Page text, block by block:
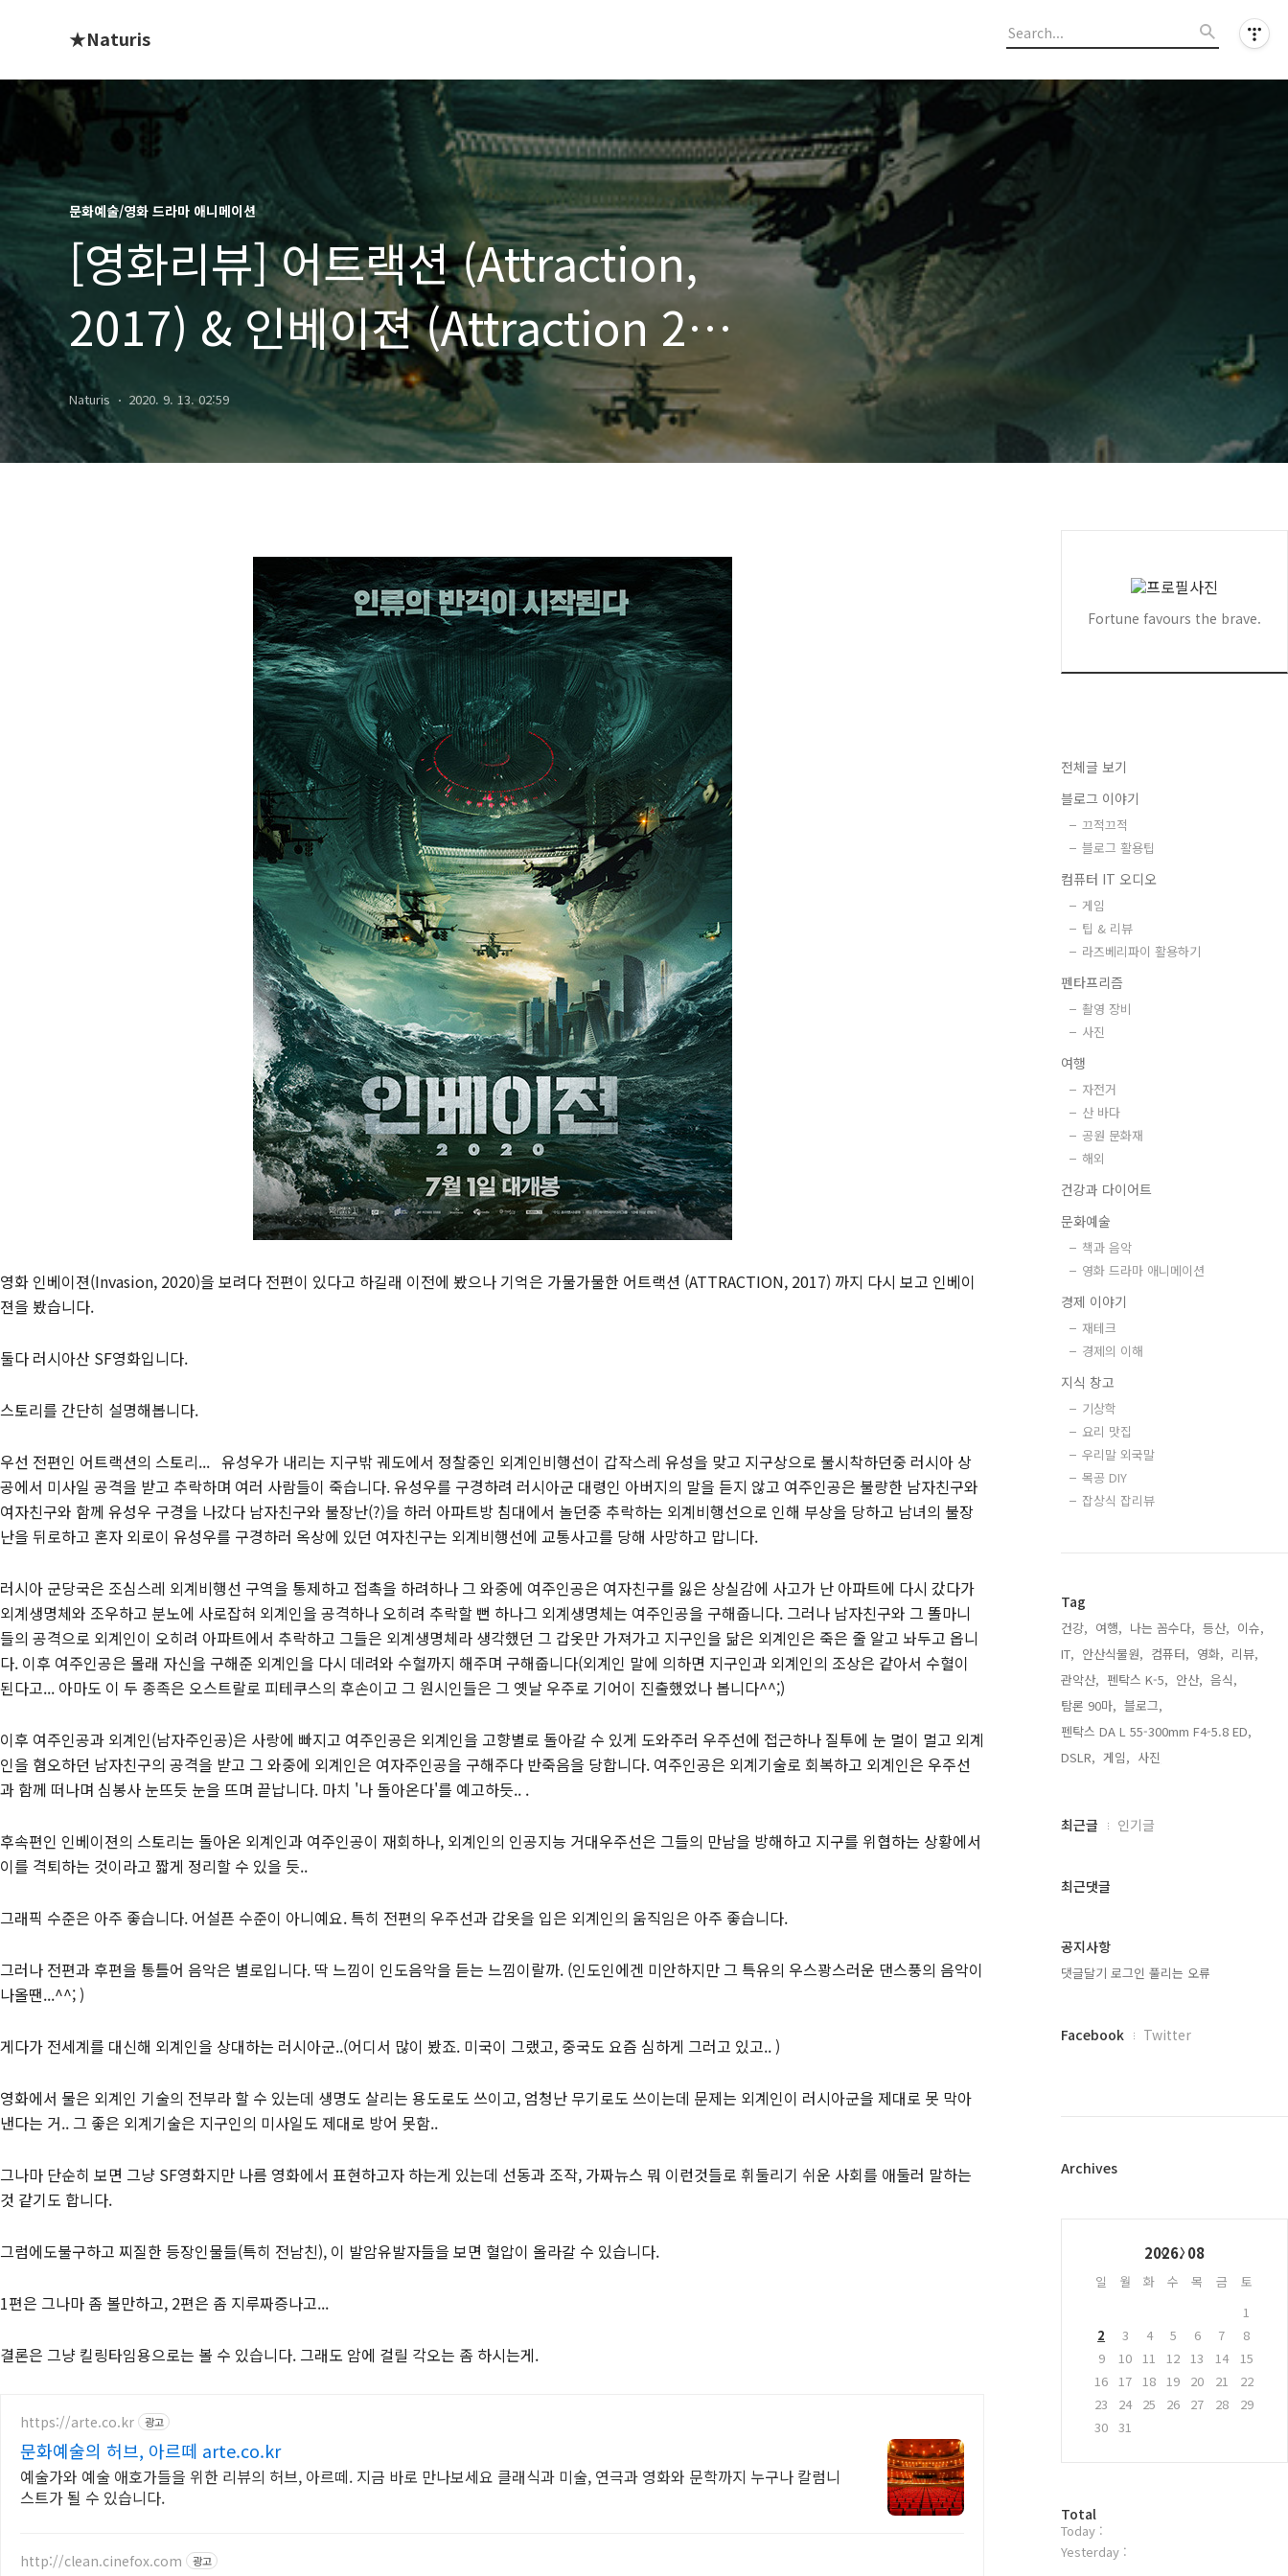
★Naturis
문화예술/영화 드라마 애니메이션
[영화리뷰] 어트랙션 (Attraction,
2017) & 인베이젼 (Attraction 2
Invasion, 2020)
Naturis 2020. 9. 13. 02:59
영화 인베이젼(Invasion, 2020)을 보려다 전편이 있다고 하길래 이전에 봤으나 기억은 가물가물한 어트랙션 (ATTRACTION, 2017) 까지 다시 보고 인베이
젼을 봤습니다.
둘다 러시아산 SF영화입니다.
스토리를 간단히 설명해봅니다.
우선 전편인 어트랙션의 스토리... 유성우가 내리는 지구밖 궤도에서 정찰중인 외계인비행선이 갑작스레 유성을 맞고 지구상으로 불시착하던중 러시아 상
공에서 미사일 공격을 받고 추락하며 여러 사람들이 죽습니다. 유성우를 구경하려 러시아군 대령인 아버지의 말을 듣지 않고 여주인공은 불량한 남자친구와
여자친구와 함께 유성우 구경을 나갔다 남자친구와 불장난(?)을 하러 아파트방 침대에서 놀던중 추락하는 외계비행선으로 인해 부상을 당하고 남녀의 불장
난을 뒤로하고 혼자 외로이 유성우를 구경하러 옥상에 있던 여자친구는 외계비행선에 교통사고를 당해 사망하고 맙니다.
러시아 군당국은 조심스레 외계비행선 구역을 통제하고 접촉을 하려하나 그 와중에 여주인공은 여자친구를 잃은 상실감에 사고가 난 아파트에 다시 갔다가
외계생명체와 조우하고 분노에 사로잡혀 외계인을 공격하나 오히려 추락할 뻔 하나그 외계생명체는 여주인공을 구해줍니다. 그러나 남자친구와 그 똘마니
들의 공격으로 외계인이 오히려 아파트에서 추락하고 그들은 외계생명체라 생각했던 그 갑옷만 가져가고 지구인을 닮은 외계인은 죽은 줄 알고 놔두고 옵니
다. 이후 여주인공은 몰래 자신을 구해준 외계인을 다시 데려와 수혈까지 해주며 구해줍니다(외계인 말에 의하면 지구인과 외계인의 조상은 같아서 수혈이
된다고... 아마도 이 두 종족은 오스트랄로 피테쿠스의 후손이고 그 원시인들은 그 옛날 우주로 기어이 진출했었나 봅니다^^;)
이후 여주인공과 외계인(남자주인공)은 사랑에 빠지고 여주인공은 외계인을 고향별로 돌아갈 수 있게 도와주러 우주선에 접근하나 질투에 눈 멀이 멀고 외계
인을 혐오하던 남자친구의 공격을 받고 그 와중에 외계인은 여자주인공을 구해주다 반죽음을 당합니다. 여주인공은 외계기술로 회복하고 외계인은 우주선
과 함께 떠나며 심봉사 눈뜨듯 눈을 뜨며 끝납니다. 마치 '나 돌아온다'를 예고하듯.. .
후속편인 인베이젼의 스토리는 돌아온 외계인과 여주인공이 재회하나, 외계인의 인공지능 거대우주선은 그들의 만남을 방해하고 지구를 위협하는 상황에서
이를 격퇴하는 것이라고 짧게 정리할 수 있을 듯..
그래픽 수준은 아주 좋습니다. 어설픈 수준이 아니예요. 특히 전편의 우주선과 갑옷을 입은 외계인의 움직임은 아주 좋습니다.
그러나 전편과 후편을 통틀어 음악은 별로입니다. 딱 느낌이 인도음악을 듣는 느낌이랄까. (인도인에겐 미안하지만 그 특유의 우스꽝스러운 댄스풍의 음악이
나올땐...^^; )
게다가 전세계를 대신해 외계인을 상대하는 러시아군..(어디서 많이 봤죠. 미국이 그랬고, 중국도 요즘 심하게 그러고 있고.. )
영화에서 물은 외계인 기술의 전부라 할 수 있는데 생명도 살리는 용도로도 쓰이고, 엄청난 무기로도 쓰이는데 문제는 외계인이 러시아군을 제대로 못 막아
낸다는 거.. 그 좋은 외계기술은 지구인의 미사일도 제대로 방어 못함..
그나마 단순히 보면 그냥 SF영화지만 나름 영화에서 표현하고자 하는게 있는데 선동과 조작, 가짜뉴스 뭐 이런것들로 휘둘리기 쉬운 사회를 애둘러 말하는
것 같기도 합니다.
그럼에도불구하고 찌질한 등장인물들(특히 전남친), 이 발암유발자들을 보면 혈압이 올라갈 수 있습니다.
1편은 그나마 좀 볼만하고, 2편은 좀 지루짜증나고...
결론은 그냥 킬링타임용으로는 볼 수 있습니다. 그래도 암에 걸릴 각오는 좀 하시는게.
https://arte.co.kr 광고
문화예술의 허브, 아르떼 arte.co.kr
예술가와 예술 애호가들을 위한 리뷰의 허브, 아르떼. 지금 바로 만나보세요 클래식과 미술, 연극과 영화와 문학까지 누구나 칼럼니
스트가 될 수 있습니다.
http://clean.cinefox.com 광고
Fortune favours the brave.
전체글 보기
블로그 이야기
끄적끄적
블로그 활용팁
컴퓨터 IT 오디오
게임
팁 & 리뷰
라즈베리파이 활용하기
펜타프리즘
촬영 장비
사진
여행
자전거
산 바다
공원 문화재
해외
건강과 다이어트
문화예술
책과 음악
영화 드라마 애니메이션
경제 이야기
재테크
경제의 이해
지식 창고
기상학
요리 맛집
우리말 외국말
목공 DIY
잡상식 잡리뷰
Tag
건강, 여행, 나는 꼼수다, 등산, 이슈,
IT, 안산식물원, 컴퓨터, 영화, 리뷰,
관악산, 펜탁스 K-5, 안산, 음식,
탐론 90마, 블로그,
펜탁스 DA L 55-300mm F4-5.8 ED,
DSLR, 게임, 사진,
최
과
글
최근글 인기글
최근댓글
공지사항
댓글달기 로그인 풀리는 오류
페
플
Facebook Twitter
Archives
2026. 08
일 월 화 수 목 금
토
1
2
3 4 5 6 7
8
9
10 11 12 13 14
15
16 17 18 19 20 21
22
23
24 25 26 27 28
29
30 31
방
문
자
Total
Today :
Yesterday :